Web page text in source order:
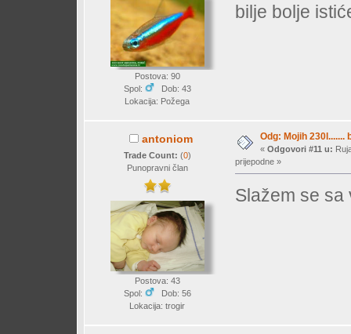
Postova: 90
Spol:
Dob: 43
Lokacija: Požega
bilje bolje
antoniom
Trade Count: (0)
Punopravni član
Postova: 43
Spol:
Dob: 56
Lokacija: trogir
Odg: Mojih 230l.......
« Odgovori #11 u:
prijepodne »
Slažem se